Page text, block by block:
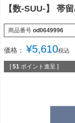
【数-SUU-】 帯
商品番号 od0649996
価格： ¥5,610税込
[ 51 ポイント進呈 ]